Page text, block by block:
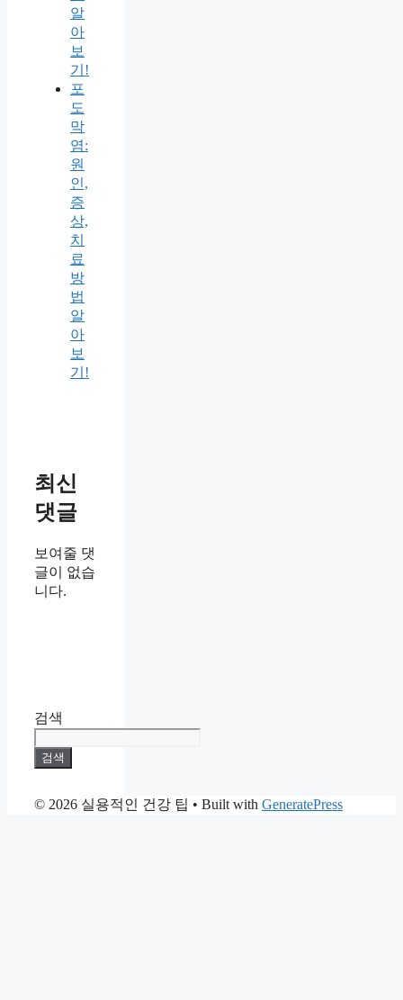
알
아
보
기!
포
도
막
염:
원
인,
증
상,
치
료
방
법
알
아
보
기!
최신
댓글
보여줄 댓
글이 없습
니다.
검색
검색
© 2026 실용적인 건강 팁 • Built with GeneratePress